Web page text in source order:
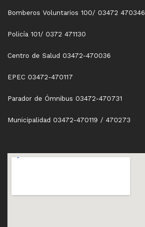
Bomberos Voluntarios 100/ 03472 470346
Policía 101/ 0372 471130
Centro de Salud 03472-470036
EPEC 03472-470117
Parador de Ómnibus 03472-470731
Municipalidad 03472-470119 / 470273